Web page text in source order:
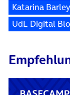
Katarina Barley
UdL Digital